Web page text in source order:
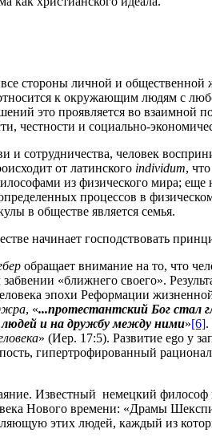
стороны личной и
к окружающим людям с
это проявляется во
честности и социально-
сотрудничества, человек
от латинского individum,
из физического мира;
процессов в
в обществе является семья.
начинает господствовать
обращает внимание на то, что
«ближнего своего».
эпохи Реформации
, «...протестантский Бог стал
людей и на дружбу между ними»[6].
» (Иер. 17:5). Развитие ego у
гипертрофированный
Известный немецкий философ
Нового времени: «Драмы
этих людей, каждый из